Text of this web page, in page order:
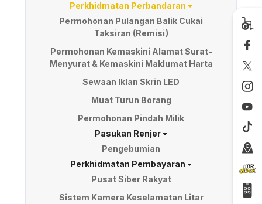
Perkhidmatan Perbandaran
Permohonan Pulangan Balik Cukai
Taksiran (Remisi)
Permohonan Kemaskini Alamat Surat-
Menyurat & Kemaskini Maklumat Harta
Sewaan Iklan Skrin LED
Muat Turun Borang
Permohonan Pindah Milik
Pasukan Renjer
Pengebumian
Perkhidmatan Pembayaran
Pusat Siber Rakyat
Sistem Kamera Keselamatan Litar